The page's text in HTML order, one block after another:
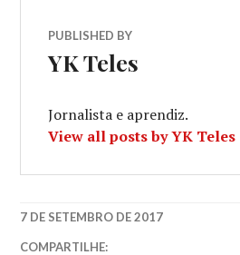
PUBLISHED BY
YK Teles
Jornalista e aprendiz.
View all posts by YK Teles
7 DE SETEMBRO DE 2017
FOTOGRAFIA,
COMPARTILHE: